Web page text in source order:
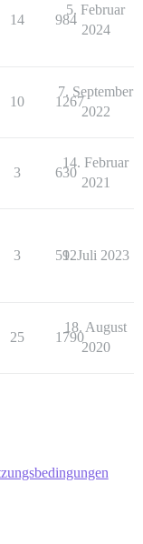
14 984
5. Februar
2024
10 1267
7. September
2022
3 630
14. Februar
2021
3 592
1. Juli 2023
25 1790
18. August
2020